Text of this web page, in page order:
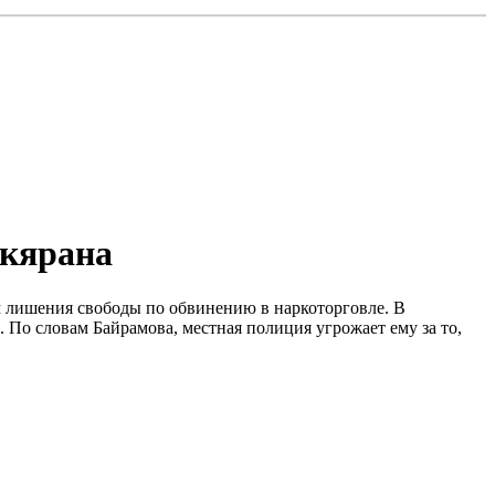
лишения свободы по обвинению в наркоторговле. В
словам Байрамова, местная полиция угрожает ему за то,